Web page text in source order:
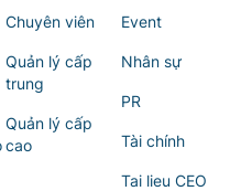
Chuyên viên
Quản lý cấp
trung
Quản lý cấp
cao
Event
Nhân sự
PR
Tài chính
Tai lieu CEO